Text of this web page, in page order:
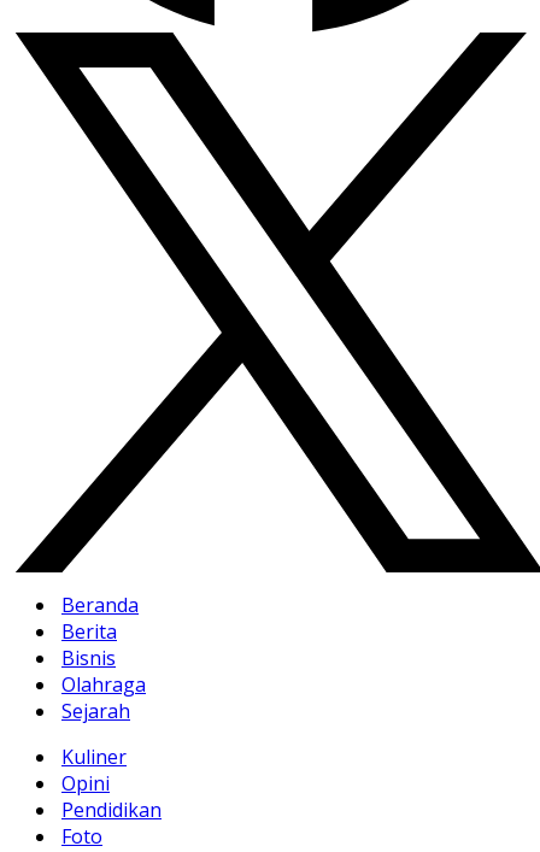
Beranda
Berita
Bisnis
Olahraga
Sejarah
Kuliner
Opini
Pendidikan
Foto